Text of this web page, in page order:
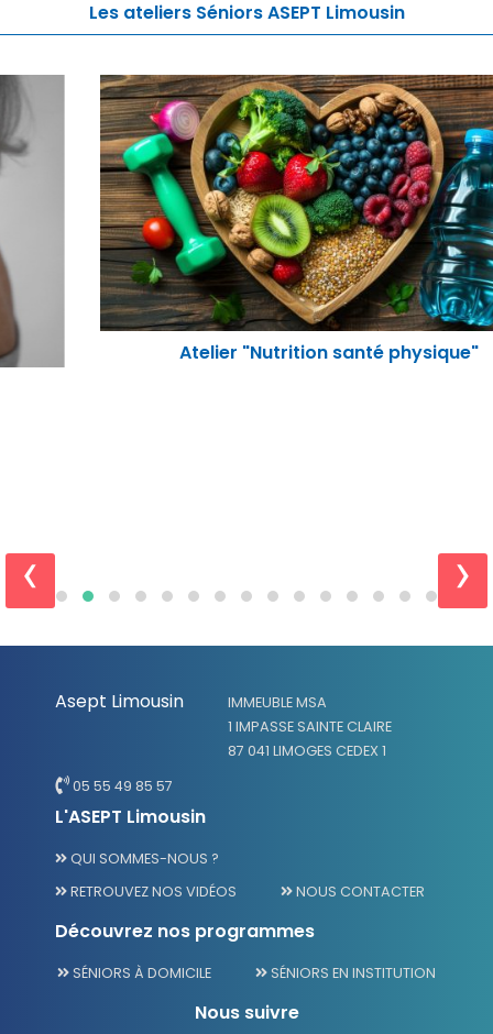
Les ateliers Séniors ASEPT Limousin
Atelier "Nutrition santé physique"
‹ ›
Asept Limousin
IMMEUBLE MSA
1 IMPASSE SAINTE CLAIRE
87 041 LIMOGES CEDEX 1
05 55 49 85 57
L'ASEPT Limousin
QUI SOMMES-NOUS ?
RETROUVEZ NOS VIDÉOS
NOUS CONTACTER
Découvrez nos programmes
SÉNIORS À DOMICILE SÉNIORS EN INSTITUTION
Nous suivre